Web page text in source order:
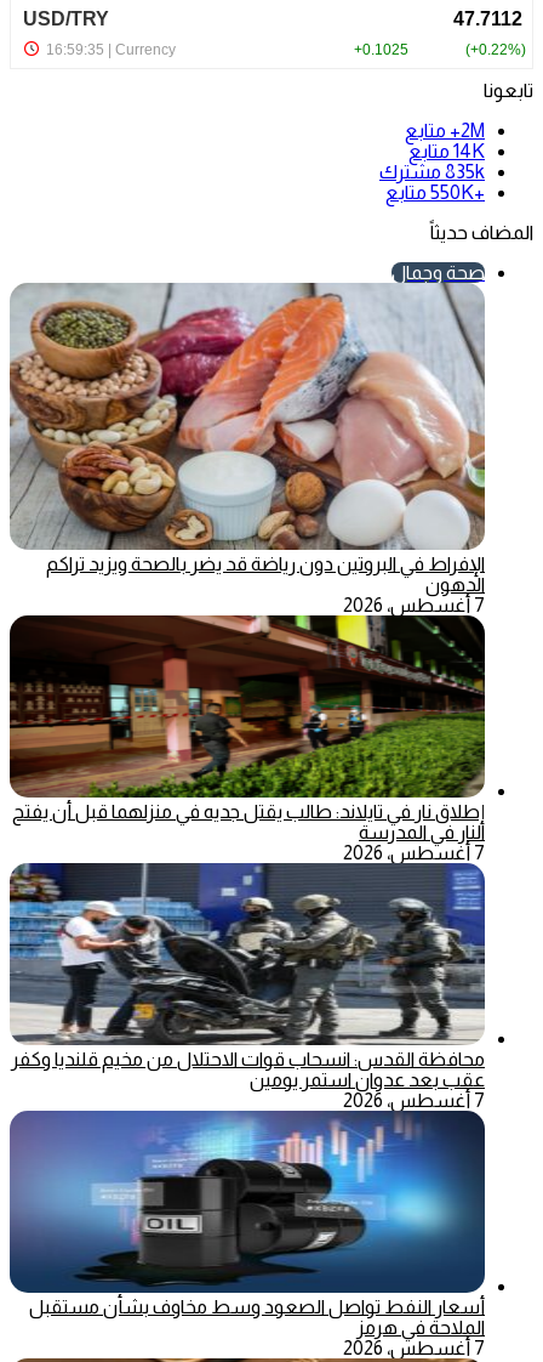
تابعونا
2M+
متابع
14K متابع
835k مشترك
+550K
متابع
المضاف حديثاً
صحة وجمال
الإفراط في البروتين دون رياضة قد يضر بالصحة ويزيد تراكم
الدهون
7 أغسطس، 2026
إطلاق نار في تايلاند: طالب يقتل جديه في منزلهما قبل أن يفتح
النار في المدرسة
7 أغسطس، 2026
محافظة القدس: انسحاب قوات الاحتلال من مخيم قلنديا وكفر
عقب بعد عدوان استمر يومين
7 أغسطس، 2026
أسعار النفط تواصل الصعود وسط مخاوف بشأن مستقبل
الملاحة في هرمز
7 أغسطس، 2026